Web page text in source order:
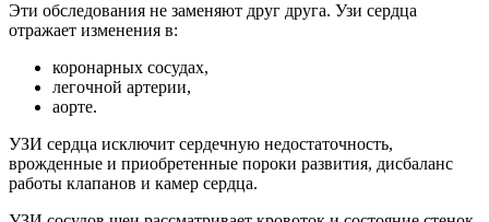
Эти обследования не заменяют друг друга. Узи сердца
отражает изменения в:
коронарных сосудах,
легочной артерии,
аорте.
УЗИ сердца исключит сердечную недостаточность,
врожденные и приобретенные пороки развития, дисбаланс
работы клапанов и камер сердца.